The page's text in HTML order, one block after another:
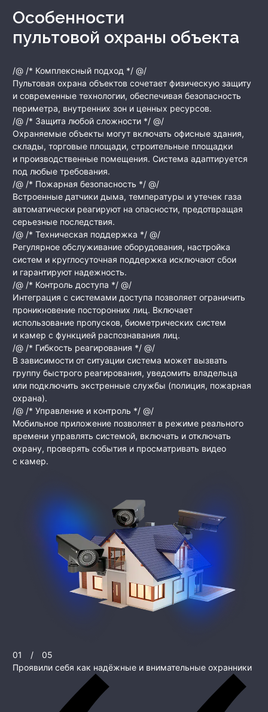
Особенности
пультовой охраны объекта
/@ /* Комплексный подход */ @/
Пультовая охрана объектов сочетает физическую защиту
и современные технологии, обеспечивая безопасность
периметра, внутренних зон и ценных ресурсов.
/@ /* Защита любой сложности */ @/
Охраняемые объекты могут включать офисные здания,
склады, торговые площади, строительные площадки
и производственные помещения. Система адаптируется
под любые требования.
/@ /* Пожарная безопасность */ @/
Встроенные датчики дыма, температуры и утечек газа
автоматически реагируют на опасности, предотвращая
серьезные последствия.
/@ /* Техническая поддержка */ @/
Регулярное обслуживание оборудования, настройка
систем и круглосуточная поддержка исключают сбои
и гарантируют надежность.
/@ /* Контроль доступа */ @/
Интеграция с системами доступа позволяет ограничить
проникновение посторонних лиц. Включает
использование пропусков, биометрических систем
и камер с функцией распознавания лиц.
/@ /* Гибкость реагирования */ @/
В зависимости от ситуации система может вызвать
группу быстрого реагирования, уведомить владельца
или подключить экстренные службы (полиция, пожарная
охрана).
/@ /* Управление и контроль */ @/
Мобильное приложение позволяет в режиме реального
времени управлять системой, включать и отключать
охрану, проверять события и просматривать видео
с камер.
01 /
05
Проявили себя как надёжные и внимательные охранники